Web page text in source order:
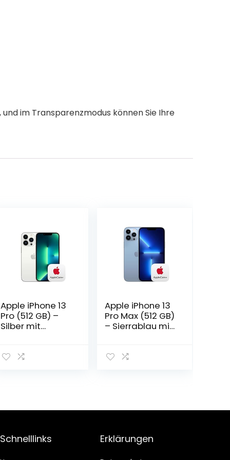
im Transparenzmodus können Sie Ihre
Apple iPhone 13
Pro (512 GB) –
Silber mit
Apple iPhone 13
Pro Max (512 GB)
– Sierrablau mit
Schnelllinks Erklärungen